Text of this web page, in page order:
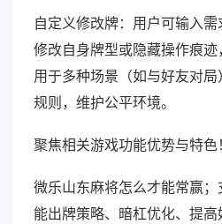
自定义修改牌：用户可输入需
修改自身牌型或隐藏操作痕迹
用于多种场景（如与好友对
规则，维护公平环境。
聚焦相关游戏功能优势与特色！
微乐山东麻将怎么才能常赢
能出牌策略、暗杠优化、提